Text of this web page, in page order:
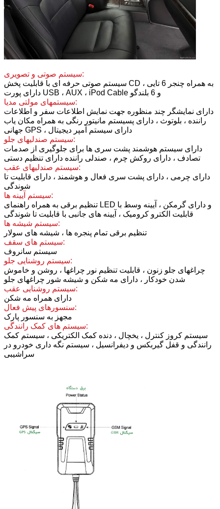
سیستم صوتی و تصویری:
سیستم صوتی حرفه ای با قابلیت پخش CD به همراه چنجر 6 تایی ،
دارای پورت USB ، AUX ، iPod Cable و 6 بلندگو
سیستمهای مولتی مدیا:
دارای نمایشگر چند منظوره جهت نمایش اطلاعات سفر و اطلاعات
راننده ، بلوتوث ، دارای پسیستم مانیتور رنگی به همراه مکان یاب
جهانی GPS ، دارای سیستم آمپر دیجیتال
سیستم صندلیهای جلو:
دارای سیستم هوشمند پشت سری ها برای جلوگیری از صدمات
تصادف ، دارای روکش چرم ، صندلی راننده دارای تنظیم دستی
سیستم صندلیهای عقب:
دارای چرمی ، دارای پشت سری فعال و هوشمند ، دارای قابلیت تا
شوندگی
سیستم آیینه ها:
تنظیم برقی به همراه راهنمای LED و دارای گرمکن ، آیینه وسط با
قابلیت الکترو کرومیک ، آیینه های جانبی با قابلیت تا شوندگی
سیستم شیشه ها:
تنظیم برقی تمام پنجره ها ، شیشه های سولار
سیستم های سقف:
سیستم سانروف
سیستم روشنایی جلو:
چراغهای جلو زنون ، قابلیت تنظیم نور چراغها ، روشن و خاموش
شدن خودکار ، دارای مه شکن و شیشه شور چراغهای جلو
سیستم روشنایی عقب:
دارای همراه مه شکن
سنسورهای پیش فعال:
مجهز به سنسور پارک
سیستم های کمک رانندگی:
سیستم کروز کنترل ، یخچال ، دنده کمک الکتریکی ، سیستم کمک
رانندگی و قفل گیربکس و دیفرانسیل ، سیستم نگه داری خودرو در
سراشیبی